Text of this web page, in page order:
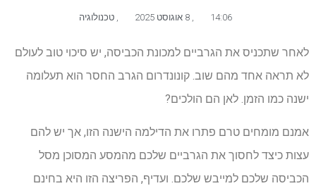
14:06 8 אוגוסט 2025 טכנולוגיה
לאחר שתכניס את הגרביים למכונת הכביסה, יש סיכוי טוב לעולם
לא תראה אחד מהם שוב. קונונדרום הגרב החסר הוא תעלומה
ישנה כמו הזמן. לאן הם הולכים?
אמנם מומחים טרם פתרו את הדילמה הישנה הזו, אך יש להם
עצות כיצד לחסוך את הגרביים שלכם מהמסע המסוכן מסל
הכביסה שלכם למייבש שלכם. ועדיף, הפריצה הזו היא בחינם